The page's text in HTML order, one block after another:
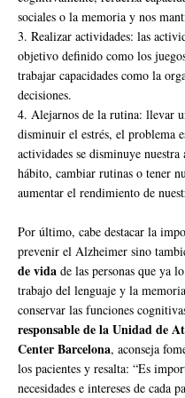
sociales o la memoria y nos
3. Realizar actividades: las
objetivo definido como los
trabajar capacidades como la
decisiones.
4. Alejarnos de la rutina: llevar
disminuir el estrés, el problema
actividades se disminuye
hábito, cambiar rutinas o tener
aumentar el rendimiento de
Por último, cabe destacar la
prevenir el Alzheimer sino
de vida de las personas que ya
trabajo del lenguaje y la
conservar las funciones
responsable de la Unidad de
Center Barcelona, aconseja
los pacientes y resalta: “Es
necesidades e intereses de cada